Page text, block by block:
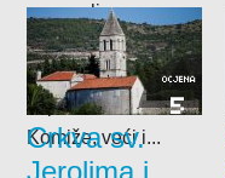
nenaseljen,
smješten 12
nautičkih milja
zapadno od
Komiže, veći i...
OCJENA
5
Crkva sv.
Jerolima i